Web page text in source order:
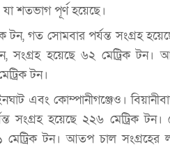
শতভাগ পূর্ণ হয়েছে।
টন, গত সোমবার পর্যন্ত সংগ্রহ
সংগ্রহ হয়েছে ৬২ মেট্রিক টন।
টন।
এবং কোম্পানীগঞ্জেও।
সংগ্রহ হয়েছে ২২৬ মেট্রিক টন।
মেট্রিক টন। আতপ চাল সংগ্রহের